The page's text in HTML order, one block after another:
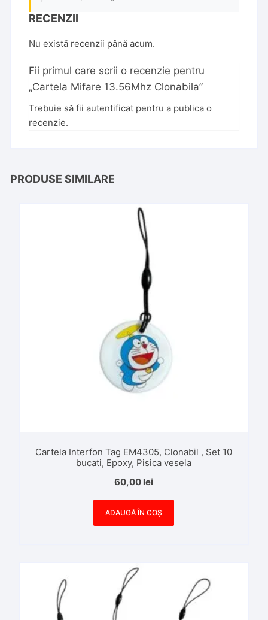
RECENZII
Nu există recenzii până acum.
Fii primul care scrii o recenzie pentru
„Cartela Mifare 13.56Mhz Clonabila”
Trebuie să fiiautentificat pentru a publica o
recenzie.
PRODUSE SIMILARE
Cartela Interfon Tag EM4305, Clonabil , Set 10
bucati, Epoxy, Pisica vesela
60,00 lei
ADAUGĂ ÎN COȘ